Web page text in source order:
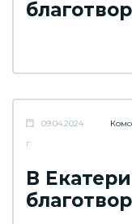
09.04.2024
г.
В